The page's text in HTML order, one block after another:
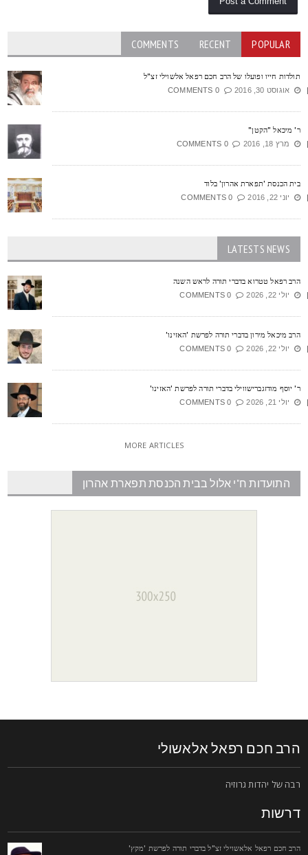
POPULAR
RECENT
COMMENTS
חייו ופועלו של הרב חכם רפאל אלשוילי זצ"ל
אוגוסט 30, 2016 0 COMMENTS
מיכאל "הקטן"
מרץ 18, 2016 0 COMMENTS
הכנסת 'תפארת אהרון' בלוד
יוני 22, 2016 0 COMMENTS
LATESTS NEWS
רפאל טטרוא בדברי תורה לראש השנה
יולי 22, 2026 0 COMMENTS
מיכאל מירון בדברי תורה לפרשת 'האזינו'
יולי 22, 2026 0 COMMENTS
יוסף מודזגברישווילי בדברי תורה לפרשת 'האזינו'
יולי 21, 2026 0 COMMENTS
MORE ARTICLES
התועדות ח"י אלול בבית הכנסת תפארת אהרון
חכם רפאל אלאשולי
של יהדות גרוזיה
חכם רפאל אלאשוילי זצ"ל בדברי תורה לפרשת 'מקץ'